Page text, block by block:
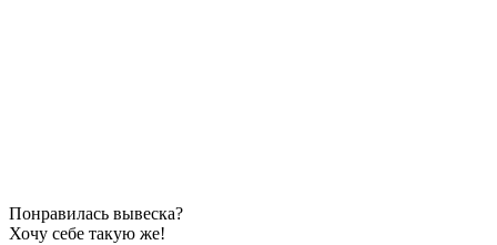
Понравилась вывеска?
Хочу себе такую же!